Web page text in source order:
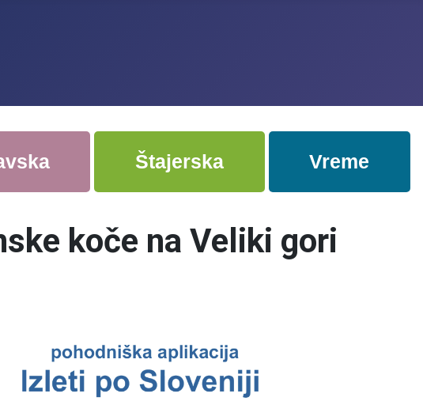
Štajerska Vreme
koče na Veliki gori